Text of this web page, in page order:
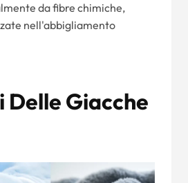
da fibre chimiche,
nell'abbigliamento
Giacche